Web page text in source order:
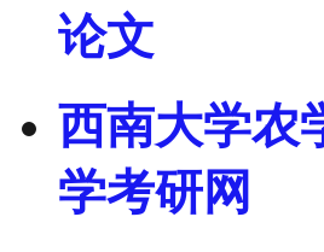
论文
西南大学农
学考研网